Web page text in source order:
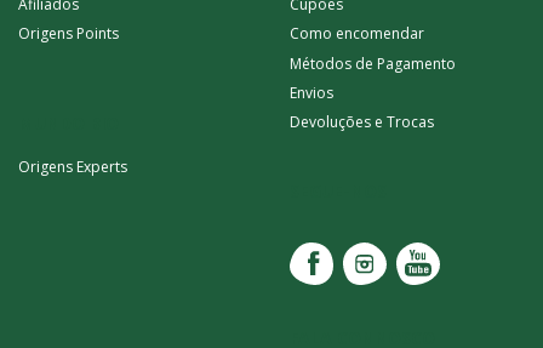
Origens Points
Como encomendar
Métodos de Pagamento
Envios
Devoluções e Trocas
Origens Experts